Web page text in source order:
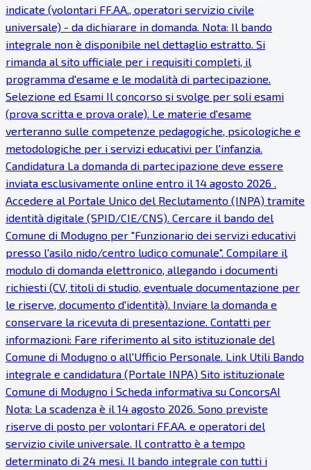
indicate (volontari FF.AA., operatori servizio civile
universale) - da dichiarare in domanda. Nota: Il bando
integrale non è disponibile nel dettaglio estratto. Si
rimanda al sito ufficiale per i requisiti completi, il
programma d'esame e le modalità di partecipazione.
Selezione ed Esami Il concorso si svolge per soli esami
(prova scritta e prova orale). Le materie d'esame
verteranno sulle competenze pedagogiche, psicologiche e
metodologiche per i servizi educativi per l'infanzia.
Candidatura La domanda di partecipazione deve essere
inviata esclusivamente online entro il 14 agosto 2026 .
Accedere al Portale Unico del Reclutamento (INPA) tramite
identità digitale (SPID/CIE/CNS). Cercare il bando del
Comune di Modugno per "Funzionario dei servizi educativi
presso l'asilo nido/centro ludico comunale". Compilare il
modulo di domanda elettronico, allegando i documenti
richiesti (CV, titoli di studio, eventuale documentazione per
le riserve, documento d'identità). Inviare la domanda e
conservare la ricevuta di presentazione. Contatti per
informazioni: Fare riferimento al sito istituzionale del
Comune di Modugno o all'Ufficio Personale. Link Utili Bando
integrale e candidatura (Portale INPA) Sito istituzionale
Comune di Modugno ℹ Scheda informativa su ConcorsAI
Nota: La scadenza è il 14 agosto 2026. Sono previste
riserve di posto per volontari FF.AA. e operatori del
servizio civile universale. Il contratto è a tempo
determinato di 24 mesi. Il bando integrale con tutti i